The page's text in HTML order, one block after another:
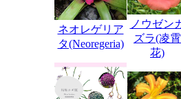
ネオレゲリア
タ(Neoregeria)
ノウゼン
ズラ(凌霄
花)